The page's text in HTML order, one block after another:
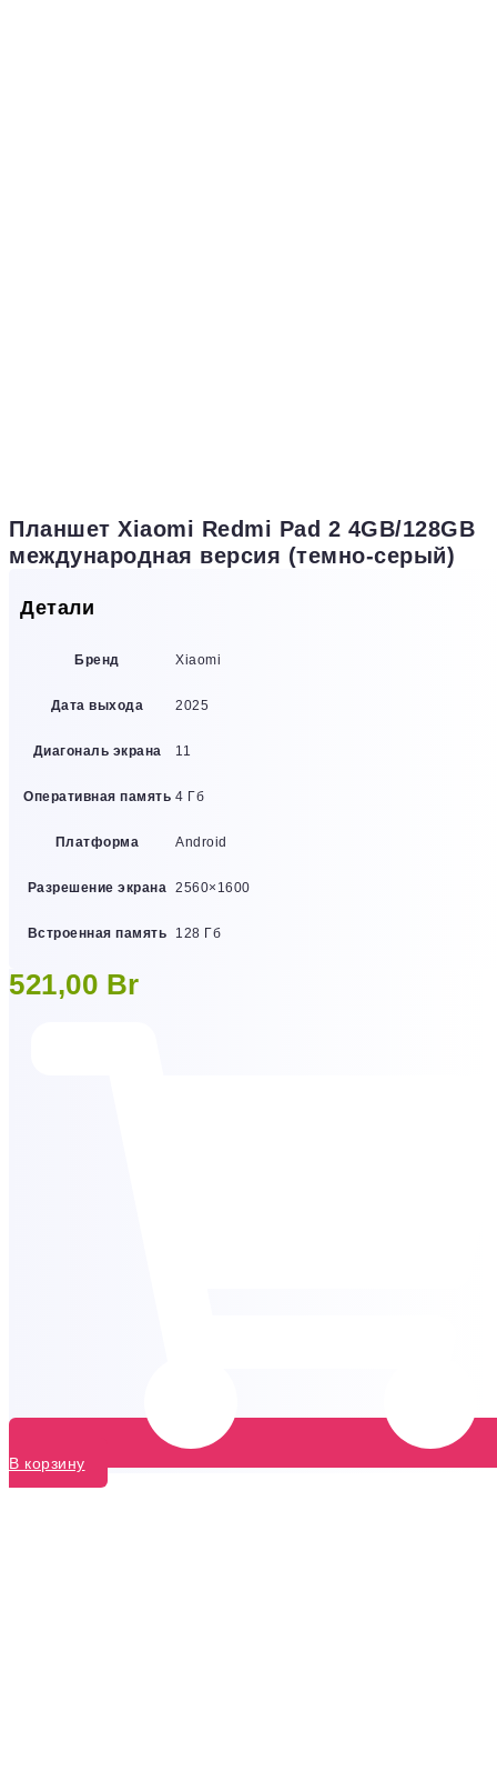
Планшет Xiaomi Redmi Pad 2 4GB/128GB
международная версия (темно-серый)
Детали
Бренд Xiaomi
Дата выхода 2025
Диагональ экрана 11
Оперативная память 4 Гб
Платформа Android
Разрешение экрана 2560×1600
Встроенная память 128 Гб
521,00 Br
В корзину